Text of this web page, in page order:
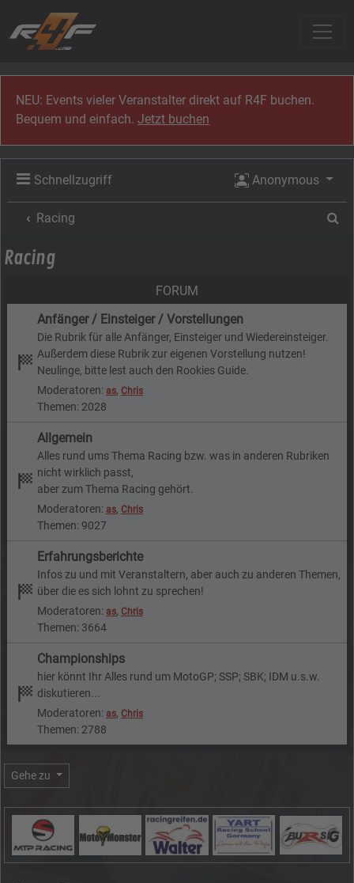
NEU: Events vieler Veranstalter direkt auf R4F buchen.
Bequem und einfach.Jetzt buchen
Schnellzugriff Anonymous
Racing
Racing
FORUM
Anfänger / Einsteiger / Vorstellungen
Die Rubrik für alle Anfänger, Einsteiger und Wiedereinsteiger.
Außerdem diese Rubrik zur eigenen Vorstellung nutzen!
Neulinge, bitte lest auch den Rookies Guide.
Moderatoren: as, Chris
Themen: 2028
Allgemein
Alles rund ums Thema Racing bzw. was in anderen Rubriken
nicht wirklich passt,
aber zum Thema Racing gehört.
Moderatoren: as, Chris
Themen: 9027
Erfahrungsberichte
Infos zu und mit Veranstaltern, aber auch zu anderen Themen,
über die es sich lohnt zu sprechen!
Moderatoren: as, Chris
Themen: 3664
Championships
hier könnt Ihr Alles rund um MotoGP; SSP; SBK; IDM u.s.w.
diskutieren...
Moderatoren: as, Chris
Themen: 2788
Gehe zu